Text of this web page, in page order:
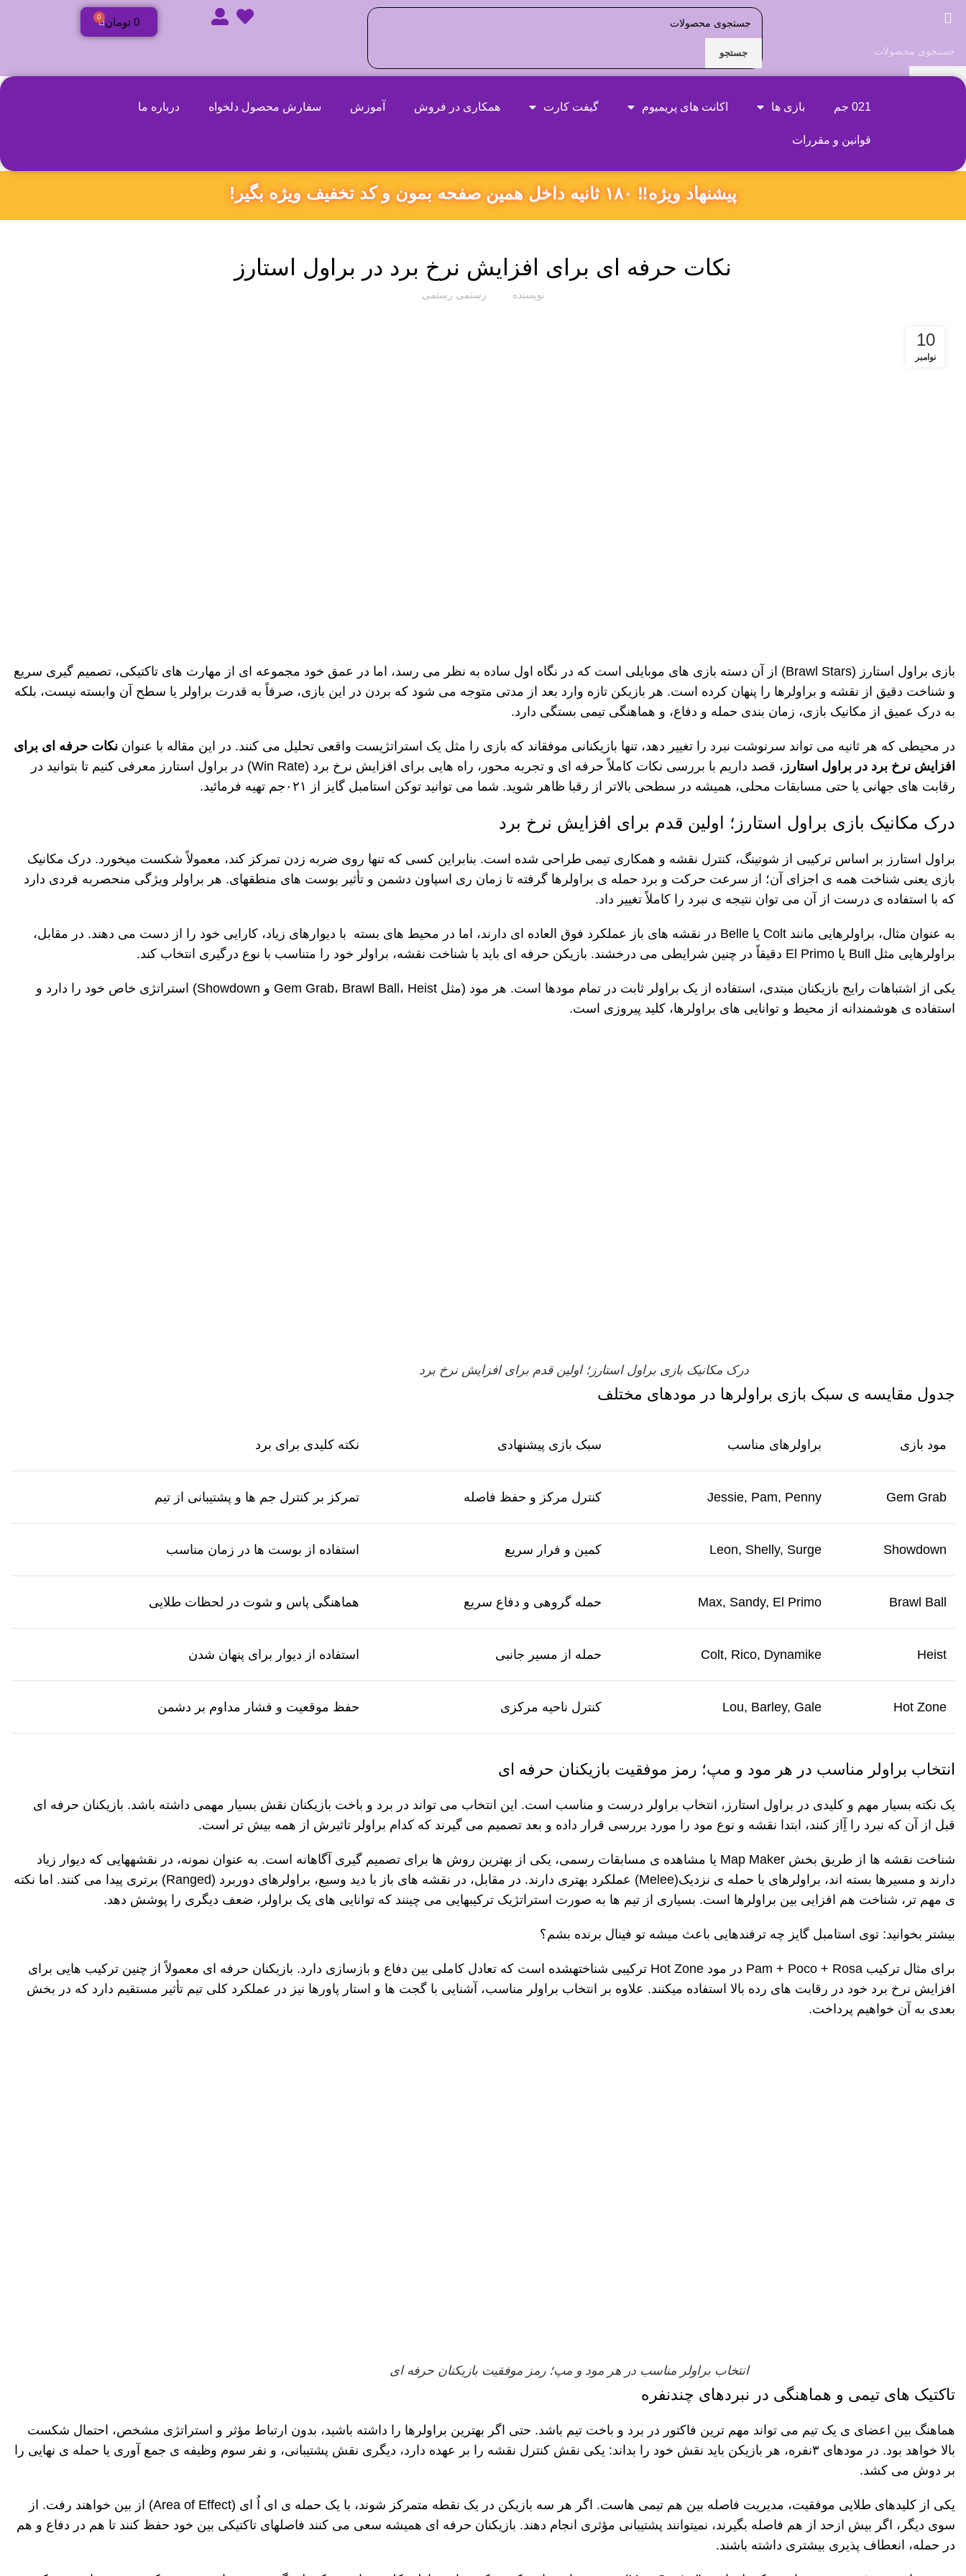
جستجو
0 تومان 0
021 جم بازی ها اکانت های پریمیوم گیفت کارت همکاری در فروش آموزش سفارش محصول دلخواه درباره ما
قوانین و مقررات
پیشنهاد ویژه‼️ ۱۸۰ ثانیه داخل همین صفحه بمون و کد تخفیف ویژه بگیر!
نکات حرفه ای برای افزایش نرخ برد در براول استارز
نویسنده رستمی رستمی
10
نوامبر
بازی براول استارز (Brawl Stars) از آن دسته بازی های موبایلی است که در نگاه اول ساده به نظر می رسد، اما در عمق خود مجموعه ای از مهارت های تاکتیکی، تصمیم گیری سریع
و شناخت دقیق از نقشه و براولرها را پنهان کرده است. هر بازیکن تازه وارد بعد از مدتی متوجه می شود که بردن در این بازی، صرفاً به قدرت براولر یا سطح آن وابسته نیست، بلکه
به درک عمیق از مکانیک بازی، زمان بندی حمله و دفاع، و هماهنگی تیمی بستگی دارد.
در محیطی که هر ثانیه می تواند سرنوشت نبرد را تغییر دهد، تنها بازیکنانی موفقاند که بازی را مثل یک استراتژیست واقعی تحلیل می کنند. در این مقاله با عنوان نکات حرفه ای برای
افزایش نرخ برد در براول استارز ، قصد داریم با بررسی نکات کاملاً حرفه ای و تجربه محور، راه هایی برای افزایش نرخ برد (Win Rate)
در براول استارز معرفی کنیم تا بتوانید در
رقابت های جهانی یا حتی مسابقات محلی، همیشه در سطحی بالاتر از رقبا ظاهر شوید. شما می توانید توکن استامبل گایز از ۰۲۱جم تهیه فرمائید.
درک مکانیک بازی براول استارز؛ اولین قدم برای افزایش نرخ برد
براول استارز بر اساس ترکیبی از شوتینگ، کنترل نقشه و همکاری تیمی طراحی شده است. بنابراین کسی که تنها روی ضربه زدن تمرکز کند، معمولاً شکست میخورد. درک مکانیک
بازی یعنی شناخت همه ی اجزای آن؛ از سرعت حرکت و برد حمله ی براولرها گرفته تا زمان ری اسپاون دشمن و تأثیر بوست های منطقهای. هر براولر ویژگی منحصربه فردی دارد
که با استفاده ی درست از آن می توان نتیجه ی نبرد را کاملاً تغییر داد.
به عنوان مثال، براولرهایی مانند Colt یا Belle در نقشه های باز عملکرد فوق العاده ای دارند، اما در محیط های بسته با دیوارهای زیاد، کارایی خود را از دست می دهند. در مقابل،
براولرهایی مثل
Bull یا El Primo دقیقاً در چنین شرایطی می درخشند. بازیکن حرفه ای باید با شناخت نقشه، براولر خود را متناسب با نوع درگیری انتخاب کند.
یکی از اشتباهات رایج بازیکنان مبتدی، استفاده از یک براولر ثابت در تمام مودها است. هر مود (مثل ، Brawl Ball ، Heist و
استراتژی خاص خود را دارد و
استفاده ی هوشمندانه از محیط و توانایی های براولرها، کلید پیروزی است.
درک مکانیک بازی براول استارز؛ اولین قدم برای افزایش نرخ برد
جدول مقایسه ی سبک بازی براولرها در مودهای مختلف
مود بازی براولرهای مناسب سبک بازی پیشنهادی نکته کلیدی برای برد
Gem Grab
Jessie, Pam, Penny کنترل مرکز و حفظ فاصله تمرکز بر کنترل جم ها و پشتیبانی از تیم
Showdown
Leon, Shelly, Surge کمین و فرار سریع استفاده از بوست ها در زمان مناسب
Brawl Ball
Max, Sandy, El Primo حمله گروهی و دفاع سریع هماهنگی پاس و شوت در لحظات طلایی
Heist
Colt, Rico, Dynamike حمله از مسیر جانبی استفاده از دیوار برای پنهان شدن
Hot Zone
Lou, Barley, Gale کنترل ناحیه مرکزی حفظ موقعیت و فشار مداوم بر دشمن
انتخاب براولر مناسب در هر مود و مپ؛ رمز موفقیت بازیکنان حرفه ای
یک نکته بسیار مهم و کلیدی در براول استارز، انتخاب براولر درست و مناسب است. این انتخاب می تواند در برد و باخت بازیکنان نقش بسیار مهمی داشته باشد. بازیکنان حرفه ای
قبل از آن که نبرد را آِاز کنند، ابتدا نقشه و نوع مود را مورد بررسی قرار داده و بعد تصمیم می گیرند که کدام براولر تاثیرش از همه بیش تر است.
شناخت نقشه ها از طریق بخش Map Maker یا مشاهده ی مسابقات رسمی، یکی از بهترین روش ها برای تصمیم گیری آگاهانه است. به عنوان نمونه، در نقشههایی که دیوار زیاد
دارند و مسیرها بسته اند، براولرهای با حمله ی نزدیک(Melee) عملکرد بهتری دارند. در مقابل، در نقشه های باز با دید وسیع، براولرهای دوربرد (Ranged) برتری پیدا می کنند. اما نکته
ی مهم تر، شناخت هم افزایی بین براولرها است. بسیاری از تیم ها به صورت استراتژیک ترکیبهایی می چینند که توانایی های یک براولر، ضعف دیگری را پوشش دهد.
بیشتر بخوانید: توی استامبل گایز چه ترفندهایی باعث میشه تو فینال برنده بشم؟
برای مثال ترکیب Pam + Poco + Rosa در مود ترکیبی شناختهشده است که تعادل کاملی بین دفاع و بازسازی دارد. بازیکنان حرفه ای معمولاً از چنین ترکیب هایی برای
افزایش نرخ برد خود در رقابت های رده بالا استفاده میکنند. علاوه بر انتخاب براولر مناسب، آشنایی با گجت ها و استار پاورها نیز در عملکرد کلی تیم تأثیر مستقیم دارد که در بخش
بعدی به آن خواهیم پرداخت.
انتخاب براولر مناسب در هر مود و مپ؛ رمز موفقیت بازیکنان حرفه ای
تاکتیک های تیمی و هماهنگی در نبردهای چندنفره
هماهنگ بین اعضای ی یک تیم می تواند مهم ترین فاکتور در برد و باخت تیم باشد. حتی اگر بهترین براولرها را داشته باشید، بدون ارتباط مؤثر و استراتژی مشخص، احتمال شکست
بالا خواهد بود. در مودهای ۳نفره، هر بازیکن باید نقش خود را بداند: یکی نقش کنترل نقشه را بر عهده دارد، دیگری نقش پشتیبانی، و نفر سوم وظیفه ی جمع آوری یا حمله ی نهایی را
بر دوش می کشد.
یکی از کلیدهای طلایی موفقیت، مدیریت فاصله بین هم تیمی هاست. اگر هر سه بازیکن در یک نقطه متمرکز شوند، با یک حمله ی ای ای (Area of Effect)
از بین خواهند رفت. از
سوی دیگر، اگر بیش ازحد از هم فاصله بگیرند، نمیتوانند پشتیبانی مؤثری انجام دهند. بازیکنان حرفه ای همیشه سعی می کنند فاصلهای تاکتیکی بین خود حفظ کنند تا هم در دفاع و هم
در حمله، انعطاف پذیری بیشتری داشته باشند.
نام محصول مورد نظر را بنویسید